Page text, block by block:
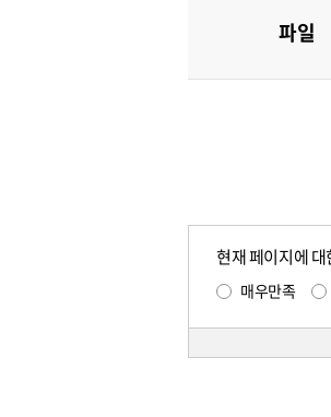
파일
현재 페이지에
매우만족